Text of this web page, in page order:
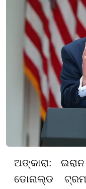
ଅଙ୍କାରା:
ଡୋନାଲ୍ଡ